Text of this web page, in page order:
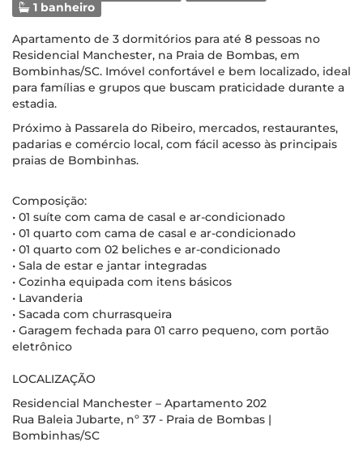
1 banheiro
Apartamento de 3 dormitórios para até 8 pessoas no
Residencial Manchester, na Praia de Bombas, em
Bombinhas/SC. Imóvel confortável e bem localizado, ideal
para famílias e grupos que buscam praticidade durante a
estadia.
Próximo à Passarela do Ribeiro, mercados, restaurantes,
padarias e comércio local, com fácil acesso às principais
praias de Bombinhas.
Composição:
• 01 suíte com cama de casal e ar-condicionado
• 01 quarto com cama de casal e ar-condicionado
• 01 quarto com 02 beliches e ar-condicionado
• Sala de estar e jantar integradas
• Cozinha equipada com itens básicos
• Lavanderia
• Sacada com churrasqueira
• Garagem fechada para 01 carro pequeno, com portão
eletrônico
LOCALIZAÇÃO
Residencial Manchester – Apartamento 202
Rua Baleia Jubarte, nº 37 - Praia de Bombas |
Bombinhas/SC